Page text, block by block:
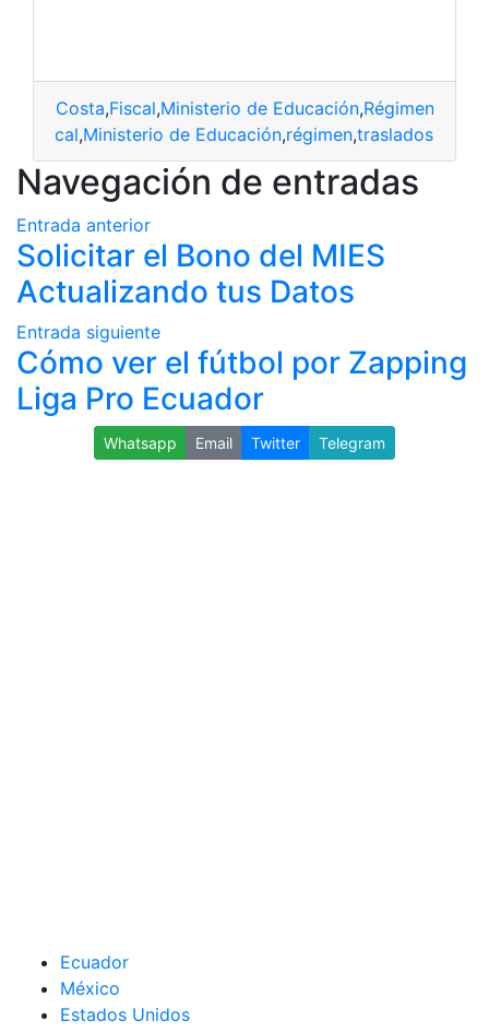
Costa,Fiscal,Ministerio de Educación,Régimen
fiscal,Ministerio de Educación,régimen,traslados
Navegación de entradas
Entrada anterior
Solicitar el Bono del MIES
Actualizando tus Datos
Entrada siguiente
Cómo ver el fútbol por Zapping
Liga Pro Ecuador
Whatsapp Email Twitter Telegram
Ecuador
México
Estados Unidos